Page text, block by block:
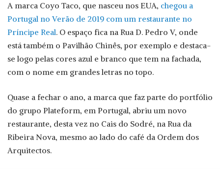
A marca Coyo Taco, que nasceu nos EUA, chegou a
Portugal no Verão de 2019 com um restaurante no
Príncipe Real. O espaço fica na Rua D. Pedro V, onde
está também o Pavilhão Chinês, por exemplo e destaca-
se logo pelas cores azul e branco que tem na fachada,
com o nome em grandes letras no topo.
Quase a fechar o ano, a marca que faz parte do portfólio
do grupo Plateform, em Portugal, abriu um novo
restaurante, desta vez no Cais do Sodré, na Rua da
Ribeira Nova, mesmo ao lado do café da Ordem dos
Arquitectos.